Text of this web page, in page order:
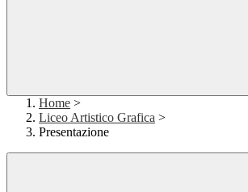
Home >
Liceo Artistico Grafica >
Presentazione